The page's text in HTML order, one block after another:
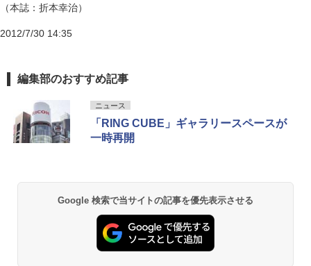
（本誌：折本幸治）
2012/7/30 14:35
編集部のおすすめ記事
ニュース
「RING CUBE」ギャラリースペースが
一時再開
Google 検索で当サイトの記事を優先表示させる